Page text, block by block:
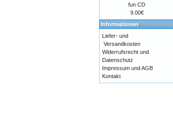
fun CD
9.00€
Informationen
Liefer- und
Versandkosten
Widerrufsrecht und
Datenschutz
Impressum und AGB
Kontakt